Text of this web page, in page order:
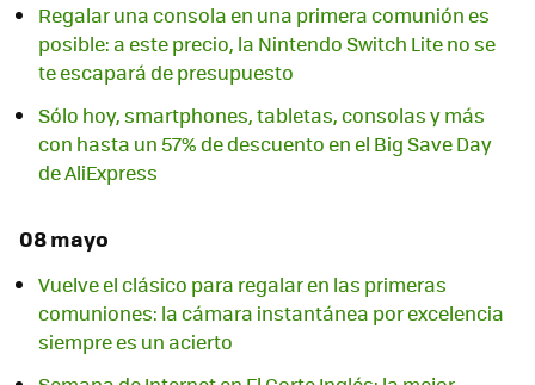
Regalar una consola en una primera comunión es
posible: a este precio, la Nintendo Switch Lite no se
te escapará de presupuesto
Sólo hoy, smartphones, tabletas, consolas y más
con hasta un 57% de descuento en el Big Save Day
de AliExpress
08 mayo
Vuelve el clásico para regalar en las primeras
comuniones: la cámara instantánea por excelencia
siempre es un acierto